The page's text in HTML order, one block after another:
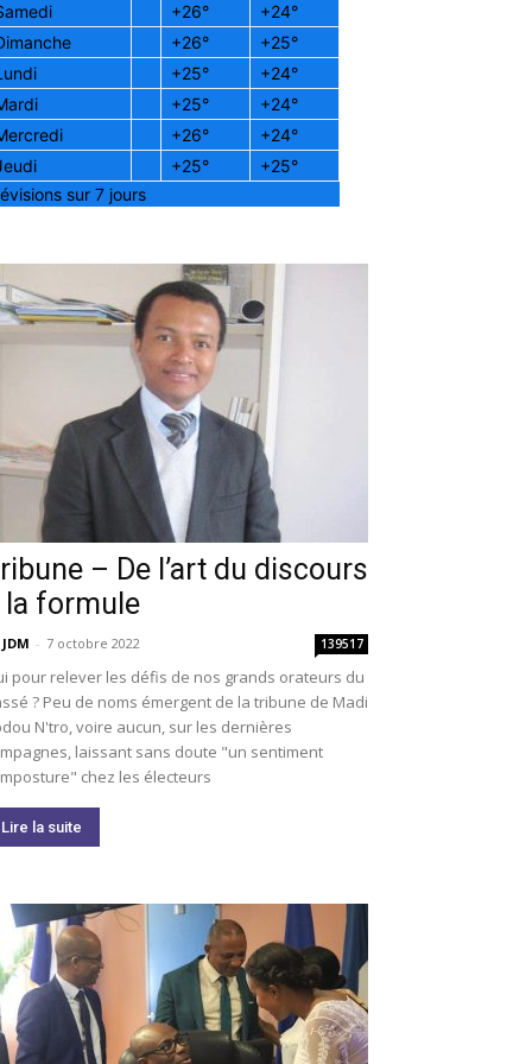
+26° +24°
+26° +25°
+25° +24°
+25° +24°
+26° +24°
+25° +25°
sur 7 jours
– De l’art du discours
la formule
- 7 octobre 2022 139517
pour relever les défis de nos grands orateurs du
? Peu de noms émergent de la tribune de Madi
N'tro, voire aucun, sur les dernières
laissant sans doute "un sentiment
chez les électeurs
Lire la suite